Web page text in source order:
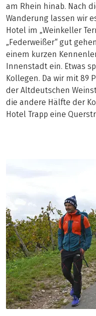
am Rhein hinab. Nach
Wanderung lassen wir
Hotel im „Weinkeller
„Federweißer“ gut
einem kurzen
Innenstadt ein. Etwas
Kollegen. Da wir mit 89
der Altdeutschen
die andere Hälfte der
Hotel Trapp eine